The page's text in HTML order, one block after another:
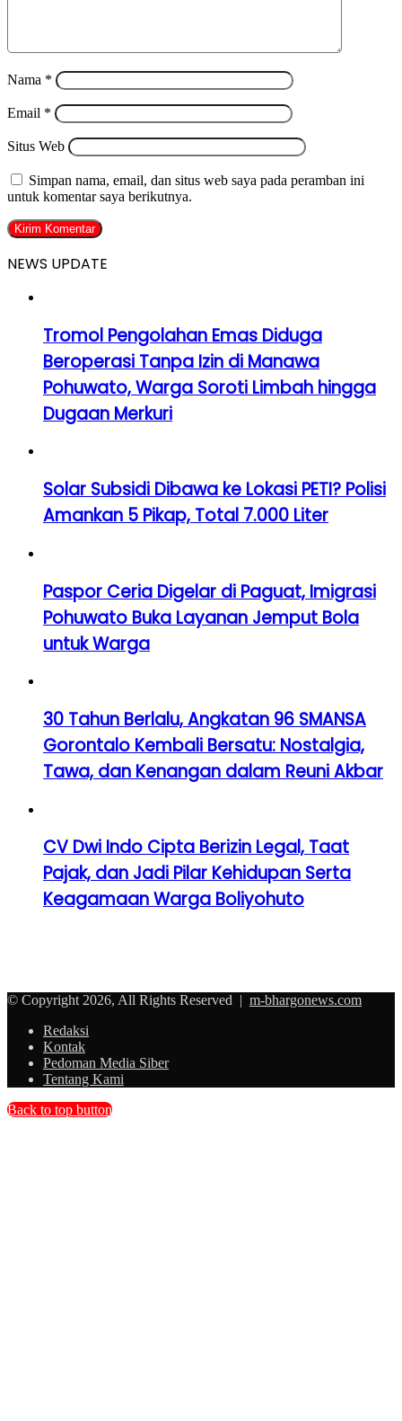
Nama *
Email *
Situs Web
Simpan nama, email, dan situs web saya pada peramban ini
untuk komentar saya berikutnya.
NEWS UPDATE
Tromol Pengolahan Emas Diduga
Beroperasi Tanpa Izin di Manawa
Pohuwato, Warga Soroti Limbah hingga
Dugaan Merkuri
Solar Subsidi Dibawa ke Lokasi PETI? Polisi
Amankan 5 Pikap, Total 7.000 Liter
Paspor Ceria Digelar di Paguat, Imigrasi
Pohuwato Buka Layanan Jemput Bola
untuk Warga
30 Tahun Berlalu, Angkatan 96 SMANSA
Gorontalo Kembali Bersatu: Nostalgia,
Tawa, dan Kenangan dalam Reuni Akbar
CV Dwi Indo Cipta Berizin Legal, Taat
Pajak, dan Jadi Pilar Kehidupan Serta
Keagamaan Warga Boliyohuto
© Copyright 2026, All Rights Reserved | m-bhargonews.com
Redaksi
Kontak
Pedoman Media Siber
Tentang Kami
Back to top button